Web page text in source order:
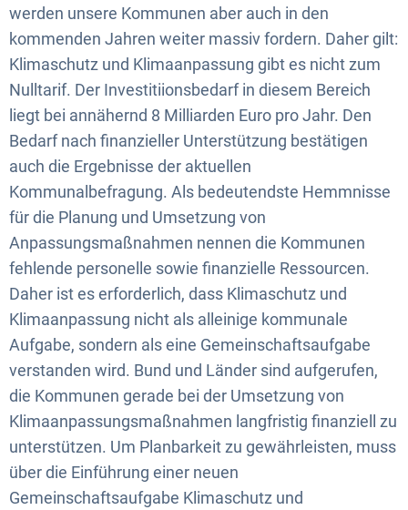
werden unsere Kommunen aber auch in den
kommenden Jahren weiter massiv fordern. Daher gilt:
Klimaschutz und Klimaanpassung gibt es nicht zum
Nulltarif. Der Investitiionsbedarf in diesem Bereich
liegt bei annähernd 8 Milliarden Euro pro Jahr. Den
Bedarf nach finanzieller Unterstützung bestätigen
auch die Ergebnisse der aktuellen
Kommunalbefragung. Als bedeutendste Hemmnisse
für die Planung und Umsetzung von
Anpassungsmaßnahmen nennen die Kommunen
fehlende personelle sowie finanzielle Ressourcen.
Daher ist es erforderlich, dass Klimaschutz und
Klimaanpassung nicht als alleinige kommunale
Aufgabe, sondern als eine Gemeinschaftsaufgabe
verstanden wird. Bund und Länder sind aufgerufen,
die Kommunen gerade bei der Umsetzung von
Klimaanpassungsmaßnahmen langfristig finanziell zu
unterstützen. Um Planbarkeit zu gewährleisten, muss
über die Einführung einer neuen
Gemeinschaftsaufgabe Klimaschutz und